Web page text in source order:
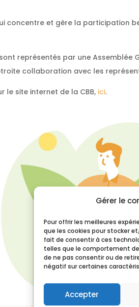
Gérer le
Pour offrir les meilleures
que les cookies pour stocker
fait de consentir à ces
telles que le comportement
de ne pas consentir ou de
négatif sur certaines
Accepter
concentre et gère la participation
représentés par une Assemblée
collaboration avec les
le site internet de la CBB, ici.